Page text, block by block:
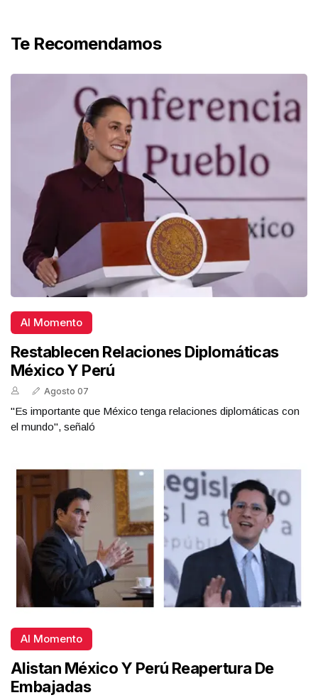
Te Recomendamos
Al Momento
Restablecen Relaciones Diplomáticas
México Y Perú
Agosto 07
"Es importante que México tenga relaciones diplomáticas con
el mundo", señaló
Al Momento
Alistan México Y Perú Reapertura De
Embajadas